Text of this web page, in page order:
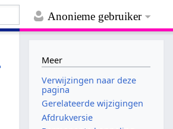
Anonieme gebruiker
Meer
Verwijzingen naar deze
pagina
Gerelateerde wijzigingen
Afdrukversie